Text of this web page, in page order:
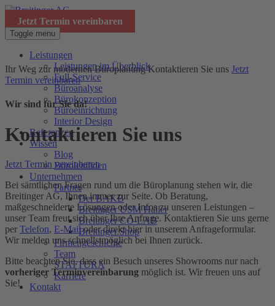
Jetzt Termin vereinbaren
Toggle menu
Leistungen
Leistungen im Überblick
Full-Service
Büroanalyse
Bürokonzeption
Büroeinrichtung
Interior Design
Referenzen
Wissen
Blog
Büroleitfäden
Unternehmen
Partner
Der BAKB
Breitinger USM Haller
Breitinger CO-LAB
Breitinger.Shop
Firmengeschichte
Team
STATTURA
Karriere
Kontakt
Ihr Weg zur modernen Büroplanung Kontaktieren Sie uns Jetzt
Termin vereinbaren
Wir sind für Sie da!
Kontaktieren Sie uns
Jetzt Termin vereinbaren
Bei sämtlichen Fragen rund um die Büroplanung stehen wir, die
Breitinger AG, Ihnen immer zur Seite. Ob Beratung,
maßgeschneiderte Lösungen oder Infos zu unseren Leistungen –
unser Team freut sich über Ihre Anfrage. Kontaktieren Sie uns gerne
per Telefon, E-Mailoder direkt hier in unserem Anfrageformular.
Wir melden uns schnellstmöglich bei Ihnen zurück.
Bitte beachten Sie, dass ein Besuch unseres Showrooms nur nach
vorheriger Terminvereinbarung möglich ist. Wir freuen uns auf
Sie!